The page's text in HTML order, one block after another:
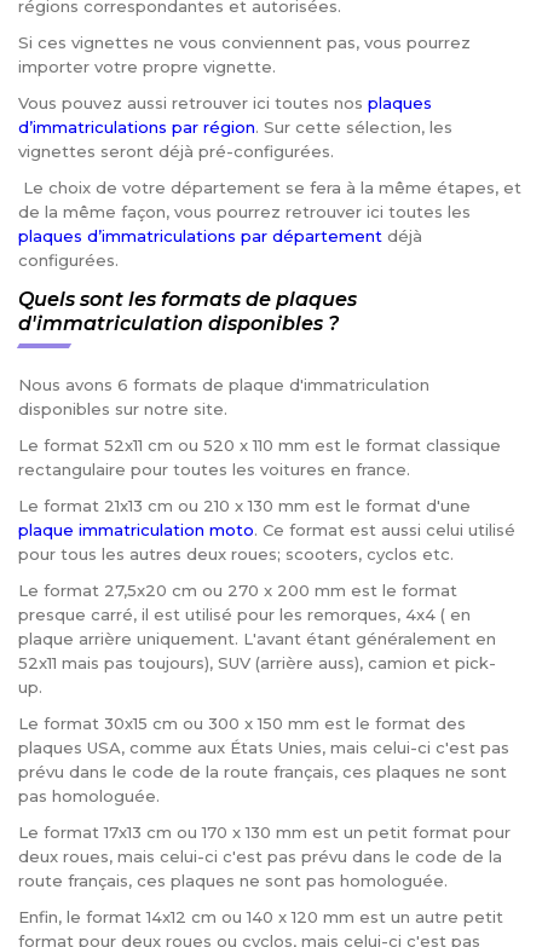
régions correspondantes et autorisées.
Si ces vignettes ne vous conviennent pas, vous pourrez
importer votre propre vignette.
Vous pouvez aussi retrouver ici toutes nos plaques
d’immatriculations par région. Sur cette sélection, les
vignettes seront déjà pré-configurées.
Le choix de votre département se fera à la même étapes, et
de la même façon, vous pourrez retrouver ici toutes les
plaques d’immatriculations par département déjà
configurées.
Quels sont les formats de plaques
d'immatriculation disponibles ?
Nous avons 6 formats de plaque d'immatriculation
disponibles sur notre site.
Le format 52x11 cm ou 520 x 110 mm est le format classique
rectangulaire pour toutes les voitures en france.
Le format 21x13 cm ou 210 x 130 mm est le format d'une
plaque immatriculation moto. Ce format est aussi celui utilisé
pour tous les autres deux roues; scooters, cyclos etc.
Le format 27,5x20 cm ou 270 x 200 mm est le format
presque carré, il est utilisé pour les remorques, 4x4 ( en
plaque arrière uniquement. L'avant étant généralement en
52x11 mais pas toujours), SUV (arrière auss), camion et pick-
up.
Le format 30x15 cm ou 300 x 150 mm est le format des
plaques USA, comme aux États Unies, mais celui-ci c'est pas
prévu dans le code de la route français, ces plaques ne sont
pas homologuée.
Le format 17x13 cm ou 170 x 130 mm est un petit format pour
deux roues, mais celui-ci c'est pas prévu dans le code de la
route français, ces plaques ne sont pas homologuée.
Enfin, le format 14x12 cm ou 140 x 120 mm est un autre petit
format pour deux roues ou cyclos, mais celui-ci c'est pas